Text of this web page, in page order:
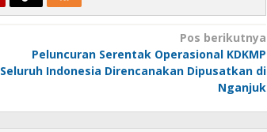
Pos berikutnya
Peluncuran Serentak Operasional KDKMP
Seluruh Indonesia Direncanakan Dipusatkan di
Nganjuk